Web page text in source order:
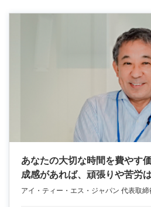
あなたの大切な時間を費やす
成感があれば、頑張りや苦労
アイ・ティー・エス・ジャパン 代表取